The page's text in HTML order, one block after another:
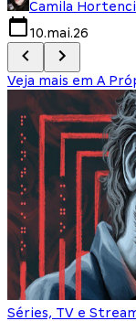
Camila
10.mai.26
Veja mais em A
Séries, TV e